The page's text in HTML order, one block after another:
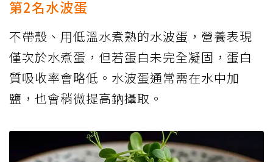
第2名水波蛋
不帶殼、用低溫水煮熟的水波蛋，營養表現
僅次於水煮蛋，但若蛋白未完全凝固，蛋白
質吸收率會略低。水波蛋通常需在水中加
鹽，也會稍微提高鈉攝取。